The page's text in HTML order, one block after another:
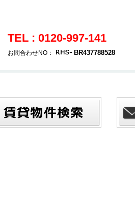
TEL : 0120-997-141
お問合わせNO： BR437788528